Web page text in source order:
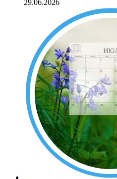
29.06.2026